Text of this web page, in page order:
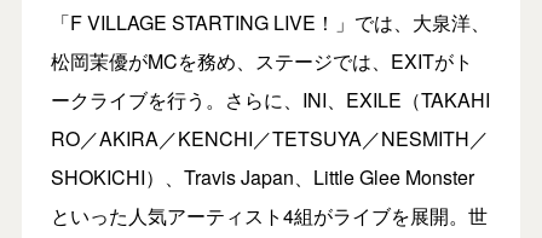
「F VILLAGE STARTING LIVE！」では、大泉洋、
松岡茉優がMCを務め、ステージでは、EXITがト
ークライブを行う。さらに、INI、EXILE（TAKAHI
RO／AKIRA／KENCHI／TETSUYA／NESMITH／
SHOKICHI）、Travis Japan、Little Glee Monster
といった人気アーティスト4組がライブを展開。世